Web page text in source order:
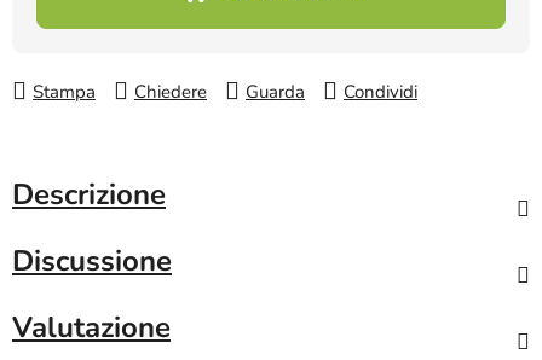
Stampa Chiedere Guarda Condividi
Descrizione
Discussione
Valutazione